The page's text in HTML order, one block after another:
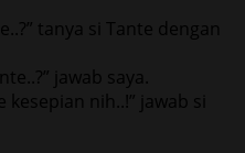
tanya si Tante dengan
jawab saya.
nih..!” jawab si